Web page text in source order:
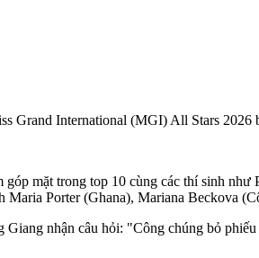
Grand International (MGI) All Stars
mặt trong top 10 cùng các thí sinh
Maria Porter (Ghana), Mariana Beckova
nhận câu hỏi: "Công chúng bỏ